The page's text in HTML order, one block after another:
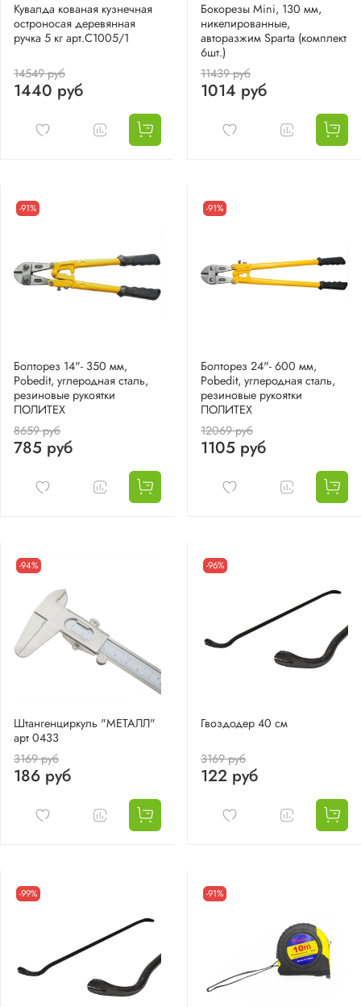
Кувалда кованая кузнечная
остроносая деревянная
ручка 5 кг арт.С1005/1
14549 руб
1440 руб
Бокорезы Mini, 130 мм,
никелированные,
авторазжим Sparta (комплект
6шт.)
11439 руб
1014 руб
-91%
Болторез 14"- 350 мм,
Pobedit, углеродная сталь,
резиновые рукоятки
ПОЛИТЕХ
8659 руб
785 руб
-91%
Болторез 24"- 600 мм,
Pobedit, углеродная сталь,
резиновые рукоятки
ПОЛИТЕХ
12069 руб
1105 руб
-94%
Штангенциркуль "МЕТАЛЛ"
арт 0433
3169 руб
186 руб
-96%
Гвоздодер 40 см
3169 руб
122 руб
-99% -91%